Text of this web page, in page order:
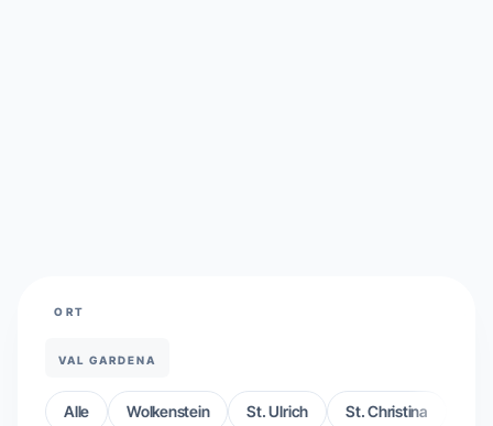
ORT
VAL GARDENA
Alle Wolkenstein St. Ulrich St. Christina